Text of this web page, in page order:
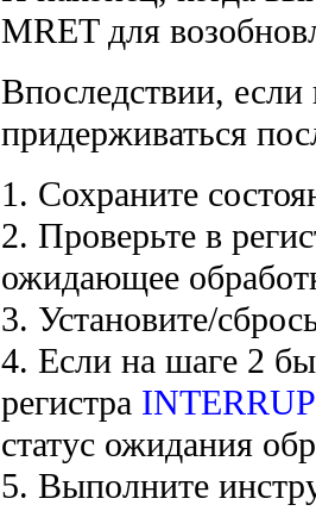
MRET для
Впоследствии,
придерживаться
1. Сохраните
2. Проверьте в
ожидающее
3. Установите/
4. Если на шаге 2
регистра
статус ожидания
5. Выполните